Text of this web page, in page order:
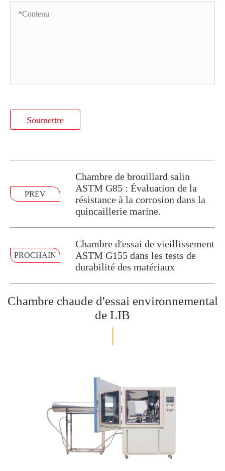
Soumettre
PREV
Chambre de brouillard salin
ASTM G85 : Évaluation de la
résistance à la corrosion dans la
quincaillerie marine.
PROCHAIN
Chambre d'essai de vieillissement
ASTM G155 dans les tests de
durabilité des matériaux
Chambre chaude d'essai environnemental
de LIB